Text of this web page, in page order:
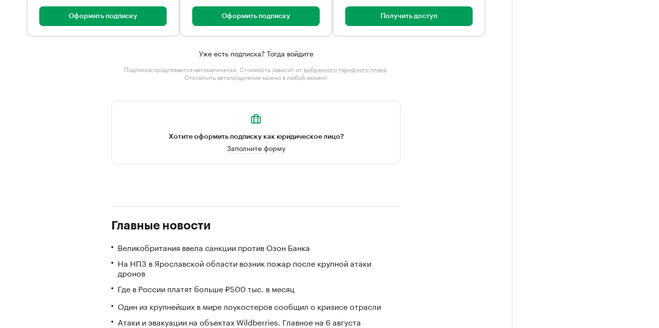
Оформить подписку Оформить подписку Получить доступ
Уже есть подписка? Тогда войдите
Подписка продлевается автоматически. Стоимость зависит от выбранного тарифного плана.
Отключить автопродление можно в любой момент
Хотите оформить подписку как юридическое лицо?
Заполните форму
Главные новости
Великобритания ввела санкции против Озон Банка
На НПЗ в Ярославской области возник пожар после крупной атаки
дронов
Где в России платят больше ₽500 тыс. в месяц
Один из крупнейших в мире лоукостеров сообщил о кризисе отрасли
Атаки и эвакуации на объектах Wildberries. Главное на 6 августа